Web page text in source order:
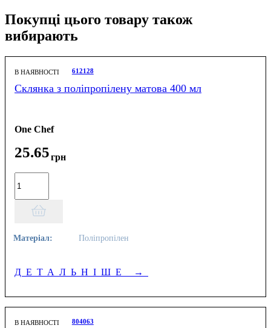
Покупці цього товару також
вибирають
В НАЯВНОСТІ 612128
Склянка з поліпропілену матова 400 мл
One Chef
25.65грн
Матеріал: Поліпропілен
ДЕТАЛЬНІШЕ →
В НАЯВНОСТІ 804063